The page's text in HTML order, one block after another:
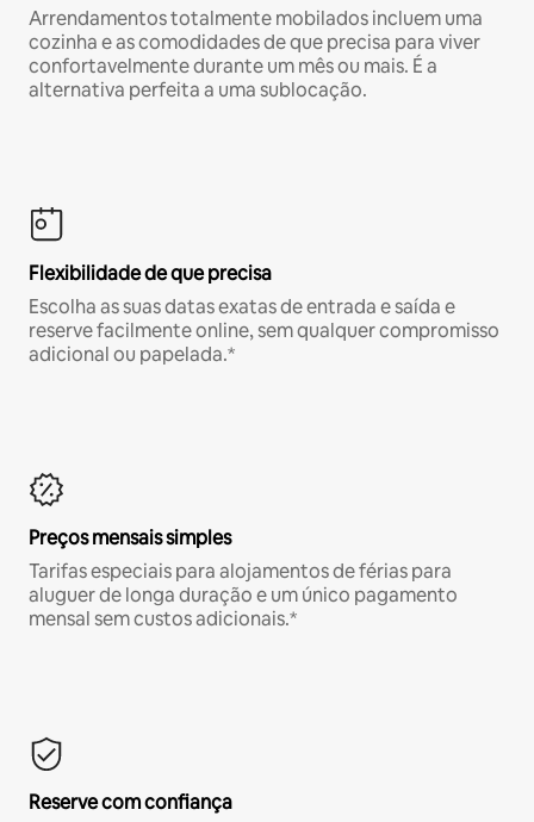
Arrendamentos totalmente mobilados incluem uma
cozinha e as comodidades de que precisa para viver
confortavelmente durante um mês ou mais. É a
alternativa perfeita a uma sublocação.
Flexibilidade de que precisa
Escolha as suas datas exatas de entrada e saída e
reserve facilmente online, sem qualquer compromisso
adicional ou papelada.*
Preços mensais simples
Tarifas especiais para alojamentos de férias para
aluguer de longa duração e um único pagamento
mensal sem custos adicionais.*
Reserve com confiança